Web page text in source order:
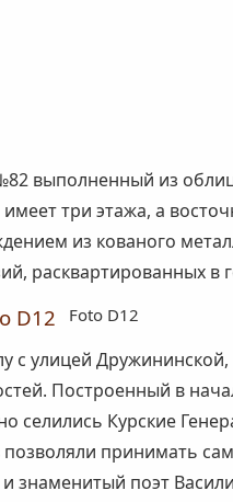
выполненный из
имеет три этажа, а
из кованого
расквартированных в
Foto D12
с улицей
Построенный в
селились Курские
позволяли принимать
и знаменитый поэт